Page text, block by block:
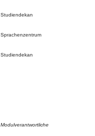
Studiendekan
Sprachenzentrum
Studiendekan
Modulverantwortliche